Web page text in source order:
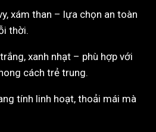
xám than – lựa chọn an toàn
thời.
xanh nhạt – phù hợp với
cách trẻ trung.
tính linh hoạt, thoải mái mà